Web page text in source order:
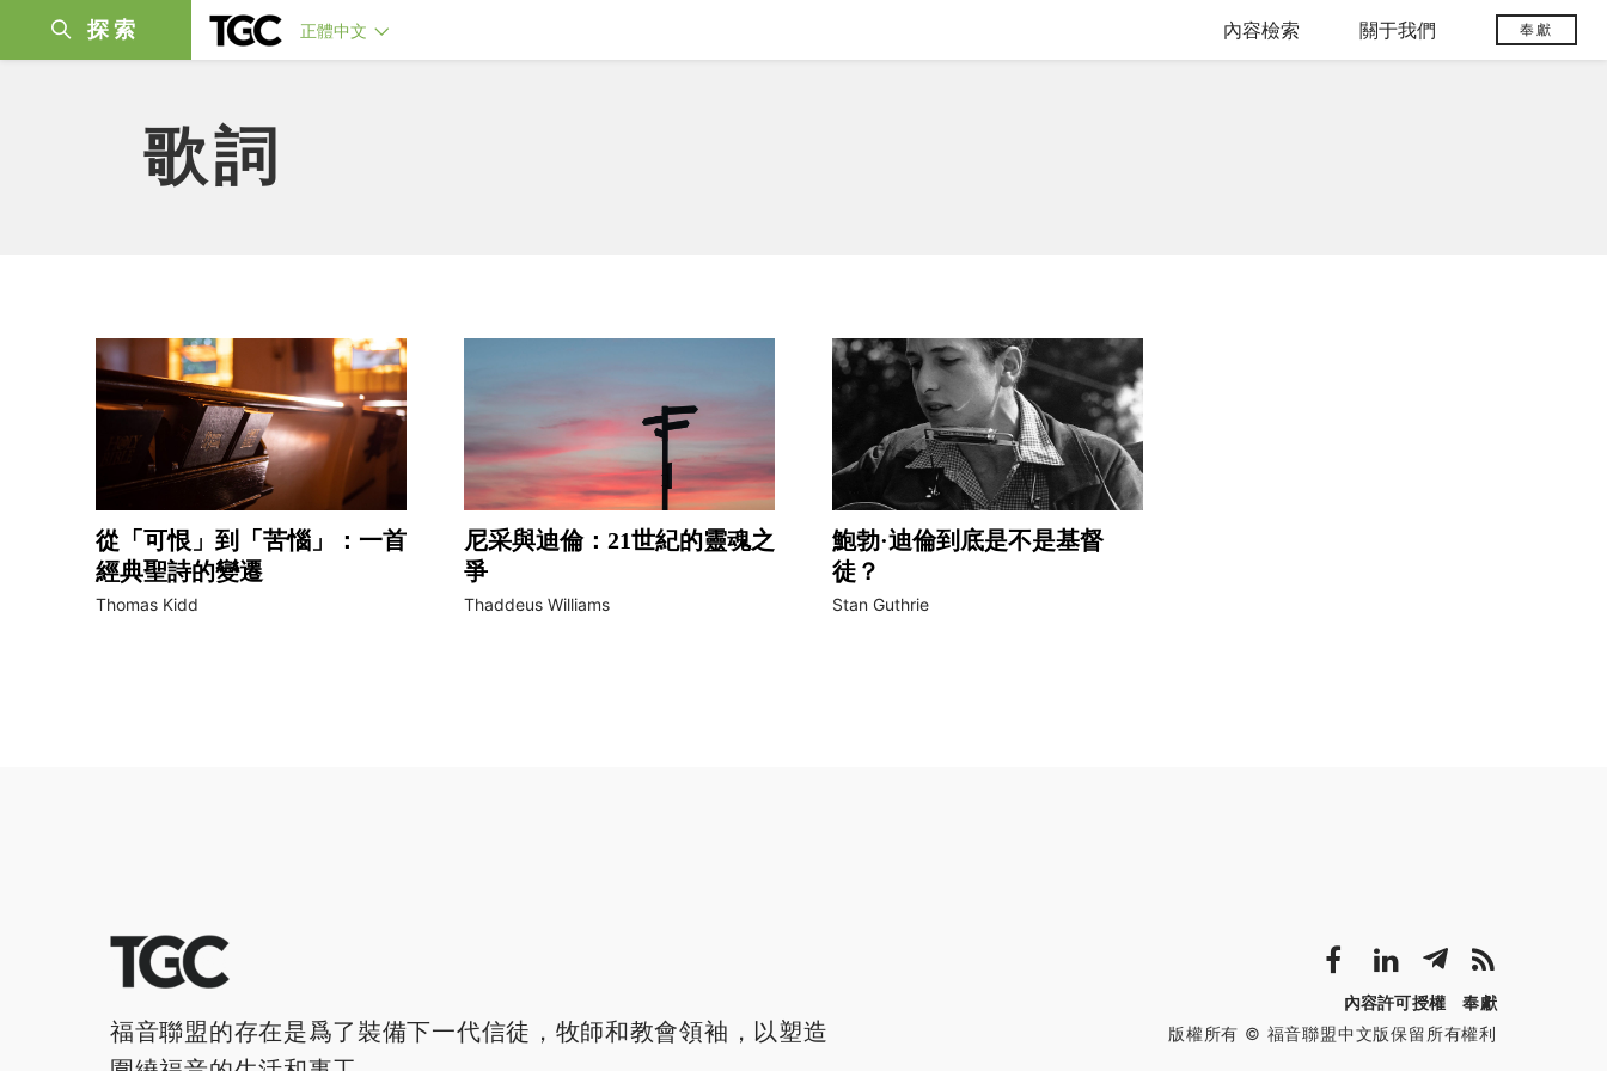
探索 正體中文 內容檢索 關于我們 奉獻
歌詞
從「可恨」到「苦惱」：一首
經典聖詩的變遷
Thomas Kidd
尼采與迪倫：21世紀的靈魂之
爭
Thaddeus Williams
鮑勃·迪倫到底是不是基督
徒？
Stan Guthrie
福音聯盟的存在是爲了裝備下一代信徒，牧師和教會領袖，以塑造
內容許可授權
奉獻
版權所有 © 福音聯盟中文版保留所有權利